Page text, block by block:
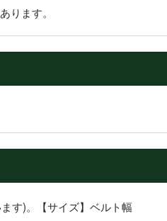
ります。
す)。【サイズ】ベルト幅